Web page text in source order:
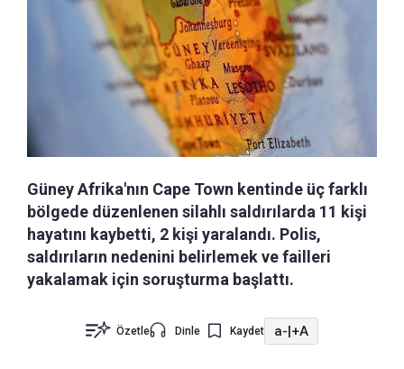
Güney Afrika'nın Cape Town kentinde üç farklı
bölgede düzenlenen silahlı saldırılarda 11 kişi
hayatını kaybetti, 2 kişi yaralandı. Polis,
saldırıların nedenini belirlemek ve failleri
yakalamak için soruşturma başlattı.
Özetle Dinle Kaydet a-|+A